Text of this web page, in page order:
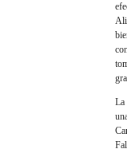
La